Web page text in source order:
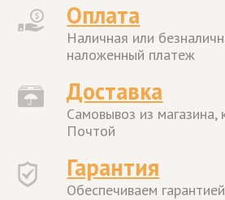
Оплата
Наличная или
наложенный платеж
Доставка
Самовывоз из магазина,
Почтой
Гарантия
Обеспечиваем